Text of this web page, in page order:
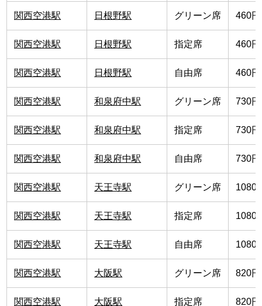
関西空港駅 日根野駅 グリーン席 460円
関西空港駅 日根野駅 指定席 460円
関西空港駅 日根野駅 自由席 460円
関西空港駅 和泉府中駅 グリーン席 730円
関西空港駅 和泉府中駅 指定席 730円
関西空港駅 和泉府中駅 自由席 730円
関西空港駅 天王寺駅 グリーン席 1080
関西空港駅 天王寺駅 指定席 1080
関西空港駅 天王寺駅 自由席 1080
関西空港駅 大阪駅 グリーン席 820円
関西空港駅 大阪駅 指定席 820円